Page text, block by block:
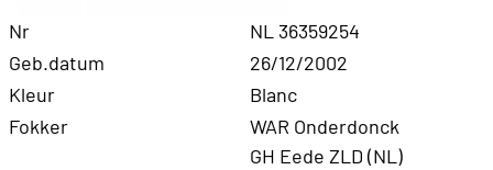
Nr
NL 36359254
Geb.datum
26/12/2002
Kleur
Blanc
Fokker
WAR Onderdonck
GH Eede ZLD (NL)